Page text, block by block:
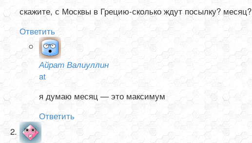
скажите, с Москвы в Грецию-сколько ждут посылку? месяц?
Ответить
Айрат Валиуллин
at
я думаю месяц — это максимум
Ответить